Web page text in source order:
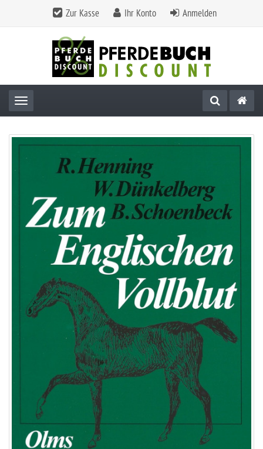
Zur Kasse Ihr Konto Anmelden
Toggle navigation